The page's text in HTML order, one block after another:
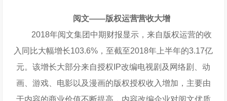
阅文——版权运营营收大增
2018年阅文集团中期财报显示，来自版权运营的收
入同比大幅增长103.6%，至截至2018年上半年的3.17亿
元。该增长大部分来自授权IP改编电视剧及网络剧、动
画、游戏、电影以及漫画的版权授权收入增加，主要由
于内容的商业价值不断提高，内容改编企业对阅文优质